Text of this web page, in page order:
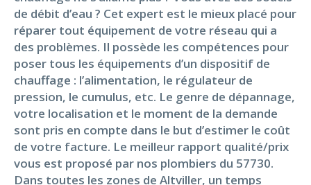
de débit d’eau ? Cet expert est le mieux placé pour
réparer tout équipement de votre réseau qui a
des problèmes. Il possède les compétences pour
poser tous les équipements d’un dispositif de
chauffage : l’alimentation, le régulateur de
pression, le cumulus, etc. Le genre de dépannage,
votre localisation et le moment de la demande
sont pris en compte dans le but d’estimer le coût
de votre facture. Le meilleur rapport qualité/prix
vous est proposé par nos plombiers du 57730.
Dans toutes les zones de Altviller, un temps